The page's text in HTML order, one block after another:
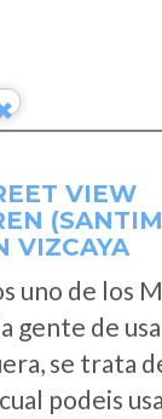
VIEW
VIZCAYA
uno de los
gente de
se trata
podeis